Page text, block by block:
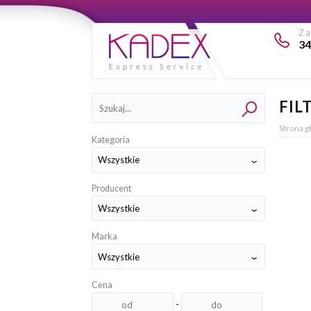
Kategoria
Producent
Marka
Cena
-
Kategorie
Strona